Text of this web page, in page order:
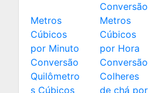
Conversão
Metros
Cúbicos
por Minuto
Conversão
Metros
Cúbicos
por Hora
Conversão
Quilômetro
s Cúbicos
Colheres
de chá por